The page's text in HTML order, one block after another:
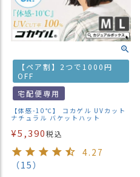
【ペア割】2つで1000円
OFF
宅配便専用
【体感-10℃】 コカゲル UVカット
ナチュラル バケットハット
¥5,390税込
4.27
（15）